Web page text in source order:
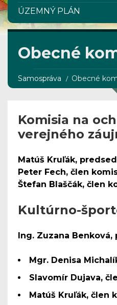
Obecné
Samospráva Obecné
Komisia na
verejného
Matúš Kruľák,
Peter Fech, člen
Štefan Blaščák, člen
Kultúrno-
Ing. Zuzana
Mgr. Denisa
Slavomír Dujava,
Matúš Kruľák, člen
ÚZEMNÝ PLÁN